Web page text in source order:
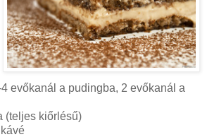
evőkanál a pudingba, 2 evőkanál a
(teljes kiőrlésű)